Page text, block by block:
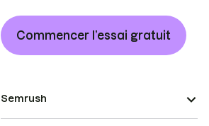
Commencer l’essai gratuit
Semrush